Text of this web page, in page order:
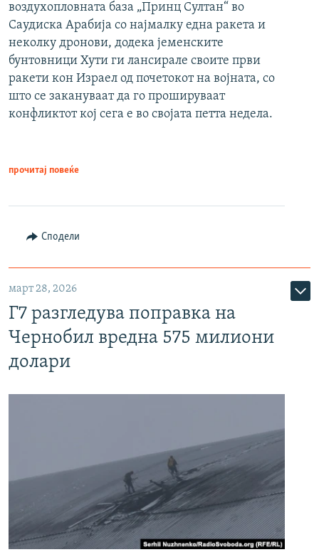
воздухопловната база „Принц Султан“ во
Саудиска Арабија со најмалку една ракета и
неколку дронови, додека јеменските
бунтовници Хути ги лансирале своите први
ракети кон Израел од почетокот на војната, со
што се закануваат да го прошируваат
конфликтот кој сега е во својата петта недела.
прочитај повеќе
Сподели
март 28, 2026
Г7 разгледува поправка на
Чернобил вредна 575 милиони
долари